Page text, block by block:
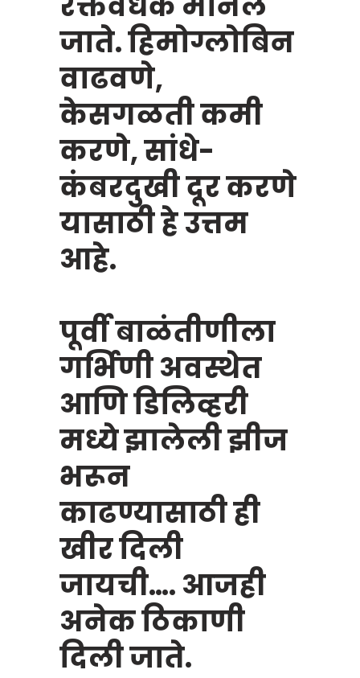
जाते. हिमोग्लोबिन
वाढवणे,
केसगळती कमी
करणे, सांधे-
कंबरदुखी दूर करणे
यासाठी हे उत्तम
आहे.
पूर्वी बाळंतीणीला
गर्भिणी अवस्थेत
आणि डिलिव्हरी
मध्ये झालेली झीज
भरून
काढण्यासाठी ही
खीर दिली
जायची…. आजही
अनेक ठिकाणी
दिली जाते.